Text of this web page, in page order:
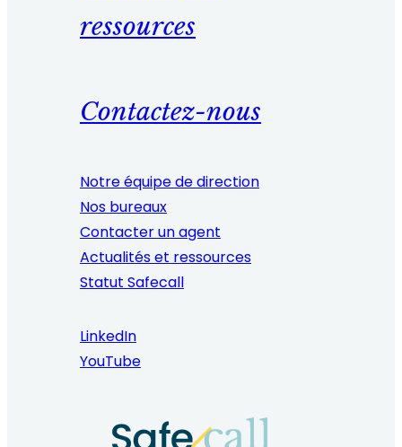
ressources
Contactez-nous
Notre équipe de direction
Nos bureaux
Contacter un agent
Actualités et ressources
Statut Safecall
LinkedIn
YouTube